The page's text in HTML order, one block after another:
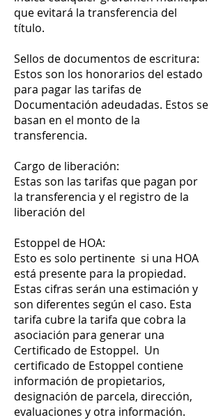
que evitará la transferencia del
título.
Sellos de documentos de escritura:
Estos son los honorarios del estado
para pagar las tarifas de
Documentación adeudadas. Estos se
basan en el monto de la
transferencia.
Cargo de liberación:
Estas son las tarifas que pagan por
la transferencia y el registro de la
liberación del
Estoppel de HOA:
Esto es solo pertinente si una HOA
está presente para la propiedad.
Estas cifras serán una estimación y
son diferentes según el caso. Esta
tarifa cubre la tarifa que cobra la
asociación para generar una
Certificado de Estoppel. Un
certificado de Estoppel contiene
información de propietarios,
designación de parcela, dirección,
evaluaciones y otra información.